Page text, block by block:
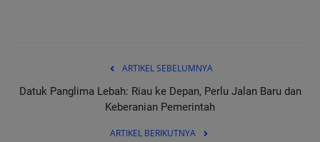
ARTIKEL SEBELUMNYA
Datuk Panglima Lebah: Riau ke Depan, Perlu Jalan Baru dan
Keberanian Pemerintah
ARTIKEL BERIKUTNYA